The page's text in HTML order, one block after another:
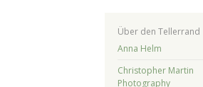
Über den Tellerrand
Anna Helm
Christopher Martin
Photography